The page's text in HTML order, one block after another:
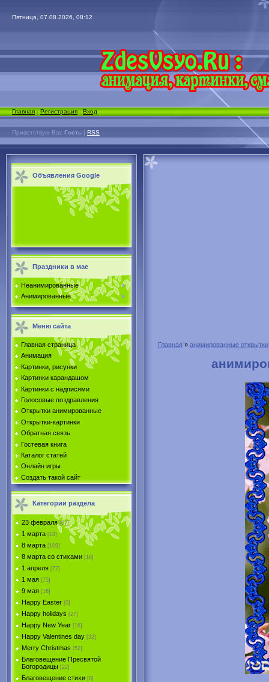
Пятница, 07.08.2026, 08:12
Главная|Регистрация|Вход
Приветствую Вас Гость | RSS
Объявления Google
Праздники в мае
Неанимированные
Анимированные
Меню сайта
Главная страница
Анимация
Картинки, рисунки
Картинки карандашом
Картинки с надписями
Голосовые поздравления
Открытки анимированные
Открытки-картинки
Обратная связь
Гостевая книга
Каталог статей
Онлайн игры
Создать такой сайт
Категории раздела
23 февраля [67]
1 марта [18]
8 марта [109]
8 марта со стихами [16]
1 апреля [72]
1 мая [75]
9 мая [16]
Happy Easter [0]
Happy holidays [27]
Happy New Year [16]
Happy Valentines day [32]
Merry Christmas [52]
Благовещение Пресвятой
Богородицы [22]
Благовещение стихи [8]
Главная » анимированные открытки